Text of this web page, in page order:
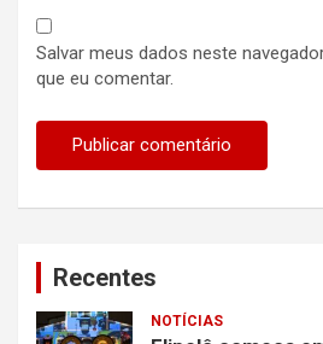
Salvar meus dados neste
que eu comentar.
Recentes
NOTÍCIAS